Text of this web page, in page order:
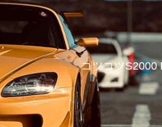
コツコツS2000